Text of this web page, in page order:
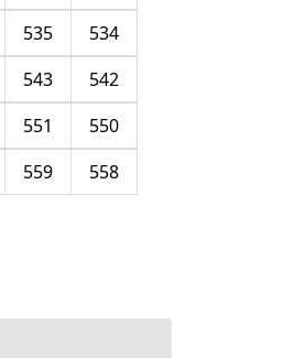
534
535
542
543
550
551
558
559